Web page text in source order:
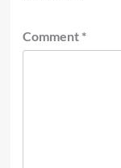
Comment *